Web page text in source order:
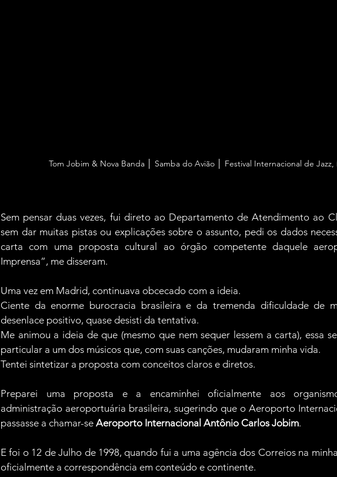
Tom Jobim & Nova Banda │ Samba do Avião │ Festival Internacional de Jazz,
Sem pensar duas vezes, fui direto ao Departamento de Atendimento ao
sem dar muitas pistas ou explicações sobre o assunto, pedi os dados
carta com uma proposta cultural ao órgão competente daquele
Imprensa”, me disseram.
Uma vez em Madrid, continuava obcecado com a ideia.
Ciente da enorme burocracia brasileira e da tremenda dificuldade de
desenlace positivo, quase desisti da tentativa.
Me animou a ideia de que (mesmo que nem sequer lessem a carta), essa
particular a um dos músicos que, com suas canções, mudaram minha vida.
Tentei sintetizar a proposta com conceitos claros e diretos.
Preparei uma proposta e a encaminhei oficialmente aos
administração aeroportuária brasileira, sugerindo que o Aeroporto
passasse a chamar-se Aeroporto Internacional Antônio Carlos Jobim.
E foi o 12 de Julho de 1998, quando fui a uma agência dos Correios na
oficialmente a correspondência em conteúdo e continente.